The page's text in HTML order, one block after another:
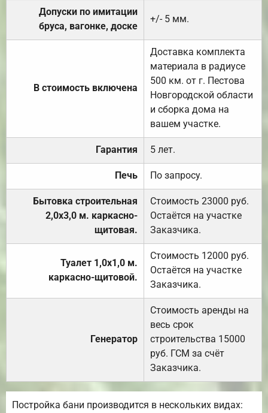
Допуски по имитации
бруса, вагонке, доске
+/- 5 мм.
В стоимость включена
Доставка комплекта
материала в радиусе
500 км. от г. Пестова
Новгородской области
и сборка дома на
вашем участке.
Гарантия 5 лет.
Печь По запросу.
Бытовка строительная
2,0х3,0 м. каркасно-
щитовая.
Стоимость 23000 руб.
Остаётся на участке
Заказчика.
Туалет 1,0х1,0 м.
каркасно-щитовой.
Стоимость 12000 руб.
Остаётся на участке
Заказчика.
Генератор
Стоимость аренды на
весь срок
строительства 15000
руб. ГСМ за счёт
Заказчика.
Постройка бани производится в нескольких видах: